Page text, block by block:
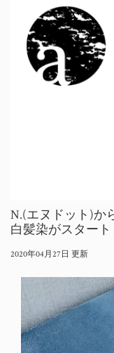
N.(エヌドット)か
白髪染がスタート
2020年04月27日 更新